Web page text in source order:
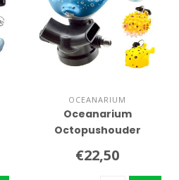
OCEANARIUM
Oceanarium
Octopushouder
€22,50